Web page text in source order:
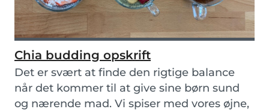
Chia budding opskrift
Det er svært at finde den rigtige balance
når det kommer til at give sine børn sund
og nærende mad. Vi spiser med vores øjne,